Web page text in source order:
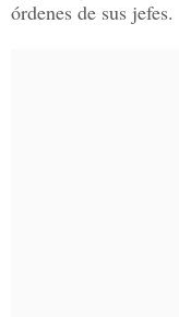
órdenes de sus jefes.